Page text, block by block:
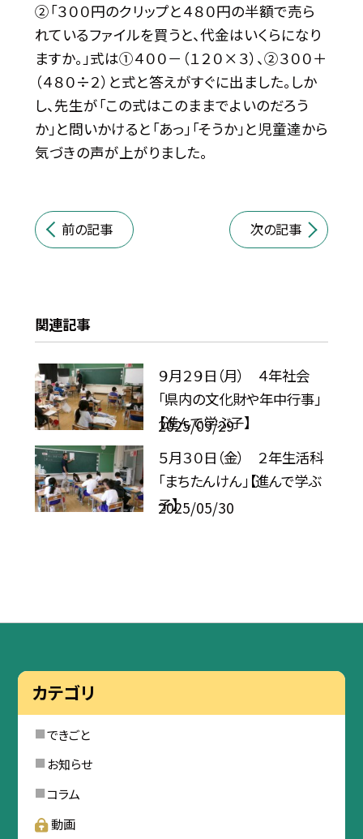
②「３００円のクリップと４８０円の半額で売ら
れているファイルを買うと、代金はいくらになり
ますか。」式は①４００－（１２０×３）、②３００＋
（４８０÷２）と式と答えがすぐに出ました。しか
し、先生が「この式はこのままでよいのだろう
か」と問いかけると「あっ」「そうか」と児童達から
気づきの声が上がりました。
前の記事 次の記事
関連記事
９月２９日（月） ４年社会
「県内の文化財や年中行事」
【進んで学ぶ子】
2025/09/29
５月３０日（金） ２年生活科
「まちたんけん」【進んで学ぶ
子】
2025/05/30
カテゴリ
できごと
お知らせ
コラム
動画